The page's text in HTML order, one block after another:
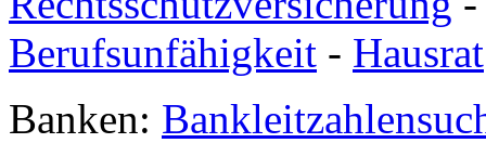
Berufsunfähigkeit - Hausrat
Banken: